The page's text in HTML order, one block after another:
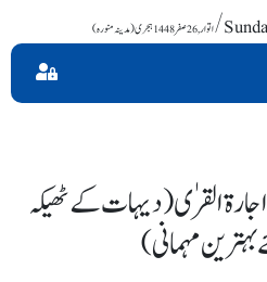
اتوار , 26 صفر 1448 ہجری (مدینہ منورہ)/
القرٰی (دیہات کے ٹھیکہ
مہمانی)